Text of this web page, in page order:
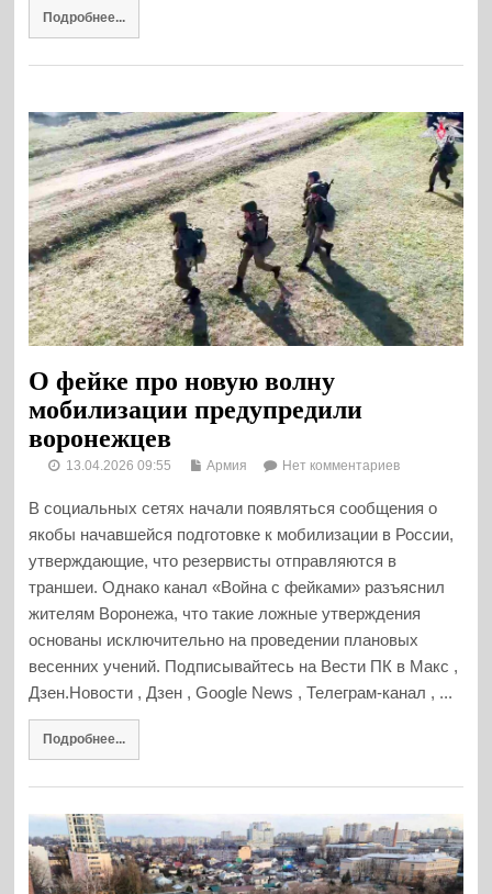
Подробнее...
О фейке про новую волну
мобилизации предупредили
воронежцев
13.04.2026 09:55 Армия Нет комментариев
В социальных сетях начали появляться сообщения о
якобы начавшейся подготовке к мобилизации в России,
утверждающие, что резервисты отправляются в
траншеи. Однако канал «Война с фейками» разъяснил
жителям Воронежа, что такие ложные утверждения
основаны исключительно на проведении плановых
весенних учений. Подписывайтесь на Вести ПК в Макс ,
Дзен.Новости , Дзен , Google News , Телеграм-канал , ...
Подробнее...